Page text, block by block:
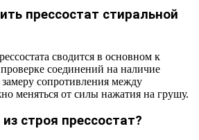
прессостат стиральной
сводится в основном к
соединений на наличие
сопротивления между
меняться от силы нажатия на грушу.
строя прессостат?